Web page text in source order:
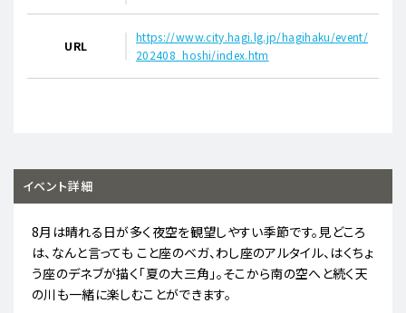
URL
https://www.city.hagi.lg.jp/hagihaku/event/
202408_hoshi/index.htm
イベント詳細
8月は晴れる日が多く夜空を観望しやすい季節です。見どころ
は、なんと言っても こと座のベガ、わし座のアルタイル、はくちょ
う座のデネブが描く「夏の大三角」。そこから南の空へと続く天
の川も一緒に楽しむことができます。